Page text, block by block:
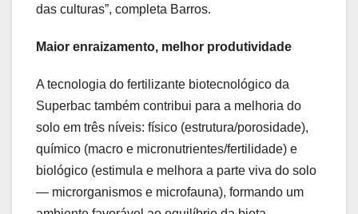
das culturas”, completa Barros.
Maior enraizamento, melhor produtividade
A tecnologia do fertilizante biotecnológico da
Superbac também contribui para a melhoria do
solo em três níveis: físico (estrutura/porosidade),
químico (macro e micronutrientes/fertilidade) e
biológico (estimula e melhora a parte viva do solo
— microrganismos e microfauna), formando um